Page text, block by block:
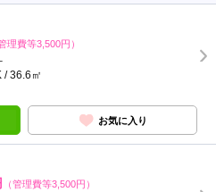
管理費等3,500円）
/ 36.6㎡
お気に入り
（管理費等3,500円）